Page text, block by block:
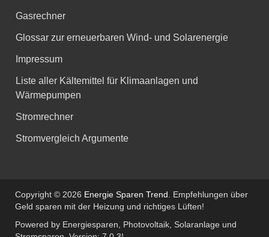
Gasrechner
Glossar zur erneuerbaren Wind- und Solarenergie
Impressum
Liste aller Kältemittel für Klimaanlagen und
Wärmepumpen
Stromrechner
Stromvergleich Argumente
Copyright © 2026 Energie Sparen Trend . Empfehlungen über
Geld sparen mit der Heizung und richtiges Lüften!
Powered by Energiesparen, Photovoltaik, Solaranlage und